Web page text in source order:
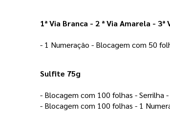
1ª Via Branca - 2 ª Via Amarela - 3ª
- 1 Numeração - Blocagem com 50
Sulfite 75g
- Blocagem com 100 folhas - Serrilha -
- Blocagem com 100 folhas - 1